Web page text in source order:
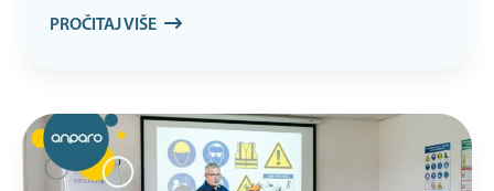
PROČITAJ VIŠE